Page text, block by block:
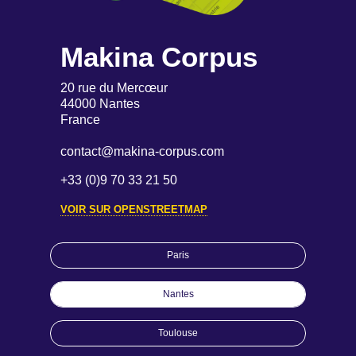
Paris
Nantes
Toulouse
Makina Corpus
20 rue du Mercœur
44000 Nantes
France
contact@makina-corpus.com
+33 (0)9 70 33 21 50
VOIR SUR OPENSTREETMAP